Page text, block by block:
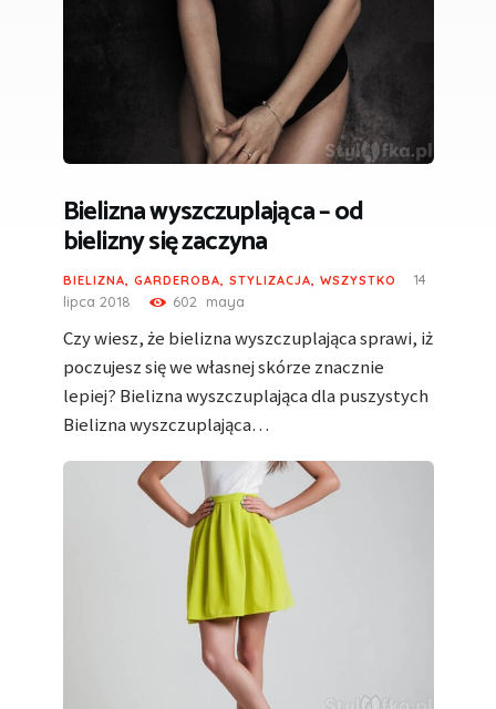
Bielizna wyszczuplająca – od
bielizny się zaczyna
BIELIZNA, GARDEROBA, STYLIZACJA, WSZYSTKO
14
lipca 2018
602 maya
Czy wiesz, że bielizna wyszczuplająca sprawi, iż
poczujesz się we własnej skórze znacznie
lepiej? Bielizna wyszczuplająca dla puszystych
Bielizna wyszczuplająca…